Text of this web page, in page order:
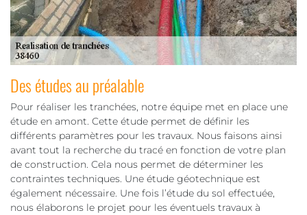
Des études au préalable
Pour réaliser les tranchées, notre équipe met en place une
étude en amont. Cette étude permet de définir les
différents paramètres pour les travaux. Nous faisons ainsi
avant tout la recherche du tracé en fonction de votre plan
de construction. Cela nous permet de déterminer les
contraintes techniques. Une étude géotechnique est
également nécessaire. Une fois l’étude du sol effectuée,
nous élaborons le projet pour les éventuels travaux à